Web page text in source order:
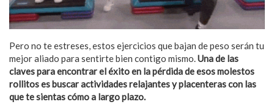
Pero no te estreses, estos ejercicios que bajan de peso serán tu
mejor aliado para sentirte bien contigo mismo.Una de las
claves para encontrar el éxito en la pérdida de esos molestos
rollitos es buscar actividades relajantes y placenteras con las
que te sientas cómo a largo plazo.